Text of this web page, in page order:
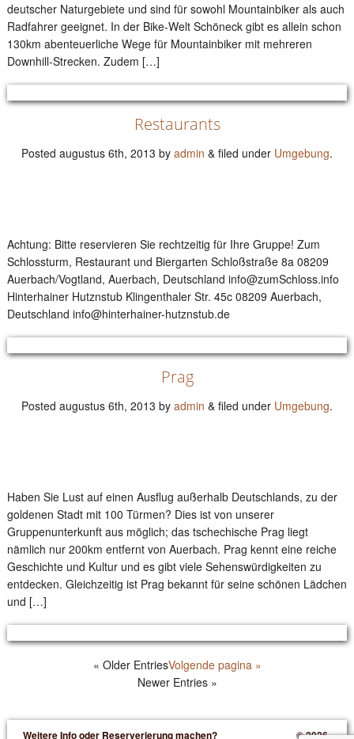
deutscher Naturgebiete und sind für sowohl Mountainbiker als auch
Radfahrer geeignet. In der Bike-Welt Schöneck gibt es allein schon
130km abenteuerliche Wege für Mountainbiker mit mehreren
Downhill-Strecken. Zudem […]
Restaurants
Posted augustus 6th, 2013 by admin & filed under Umgebung.
Achtung: Bitte reservieren Sie rechtzeitig für Ihre Gruppe! Zum
Schlossturm, Restaurant und Biergarten Schloßstraße 8a 08209
Auerbach/Vogtland, Auerbach, Deutschland info@zumSchloss.info
Hinterhainer Hutznstub Klingenthaler Str. 45c 08209 Auerbach,
Deutschland info@hinterhainer-hutznstub.de
Prag
Posted augustus 6th, 2013 by admin & filed under Umgebung.
Haben Sie Lust auf einen Ausflug außerhalb Deutschlands, zu der
goldenen Stadt mit 100 Türmen? Dies ist von unserer
Gruppenunterkunft aus möglich; das tschechische Prag liegt
nämlich nur 200km entfernt von Auerbach. Prag kennt eine reiche
Geschichte und Kultur und es gibt viele Sehenswürdigkeiten zu
entdecken. Gleichzeitig ist Prag bekannt für seine schönen Lädchen
und […]
« Older EntriesVolgende pagina »
Newer Entries »
Weitere Info oder Reserverierung machen? © 2026